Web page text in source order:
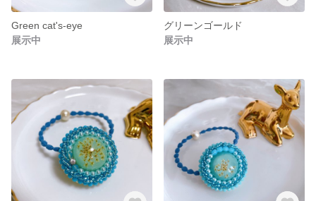
Green cat's-eye
展示中
グリーンゴールド
展示中